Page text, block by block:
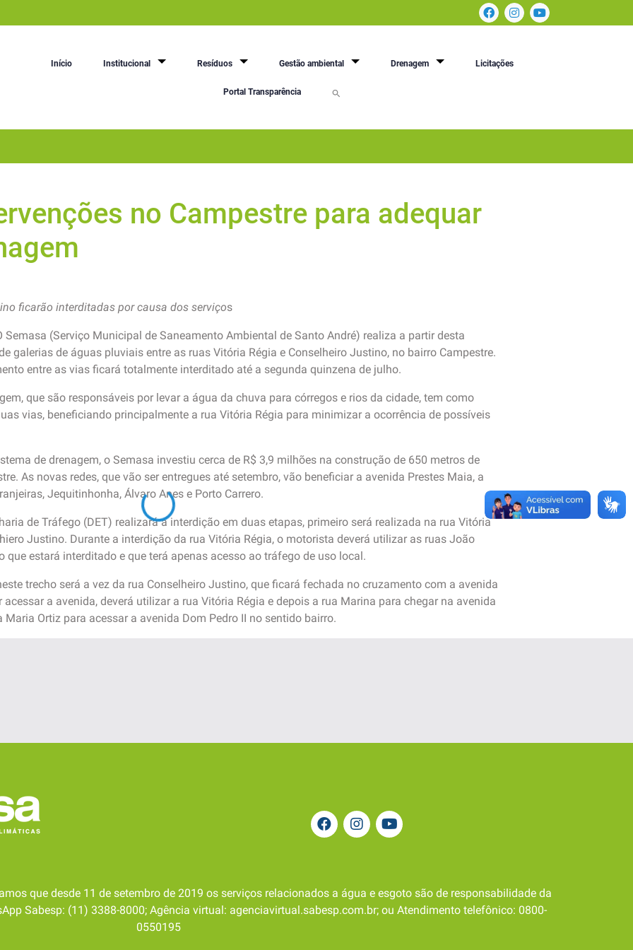
Início Institucional Resíduos Gestão ambiental Drenagem Licitações
Portal Transparência
no Campestre para adequar
ficarão interditadas por causa dos serviços
Semasa (Serviço Municipal de Saneamento Ambiental de Santo André) realiza a partir desta
galerias de águas pluviais entre as ruas Vitória Régia e Conselheiro Justino, no bairro Campestre.
entre as vias ficará totalmente interditado até a segunda quinzena de julho.
que são responsáveis por levar a água da chuva para córregos e rios da cidade, tem como
vias, beneficiando principalmente a rua Vitória Régia para minimizar a ocorrência de possíveis
de drenagem, o Semasa investiu cerca de R$ 3,9 milhões na construção de 650 metros de
As novas redes, que vão ser entregues até setembro, vão beneficiar a avenida Prestes Maia, a
Jequitinhonha, Álvaro Anes e Porto Carrero.
de Tráfego (DET) realizará a interdição em duas etapas, primeiro será realizada na rua Vitória
Justino. Durante a interdição da rua Vitória Régia, o motorista deverá utilizar as ruas João
que estará interditado e que terá apenas acesso ao tráfego de uso local.
trecho será a vez da rua Conselheiro Justino, que ficará fechada no cruzamento com a avenida
a avenida, deverá utilizar a rua Vitória Régia e depois a rua Marina para chegar na avenida
Ortiz para acessar a avenida Dom Pedro II no sentido bairro.
que desde 11 de setembro de 2019 os serviços relacionados a água e esgoto são de responsabilidade da
Sabesp: (11) 3388-8000; Agência virtual: agenciavirtual.sabesp.com.br; ou Atendimento telefônico: 0800-
0550195